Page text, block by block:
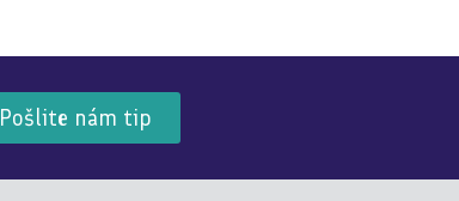
Pošlite nám tip